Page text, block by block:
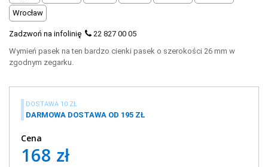
Wrocław
Zadzwoń na infolinię
22 827 00 05
Wymień pasek na ten bardzo cienki pasek o szerokości 26 mm w
zgodnym zegarku.
DOSTAWA 10 ZŁ
DARMOWA DOSTAWA OD 195 ZŁ
Cena
168 zł